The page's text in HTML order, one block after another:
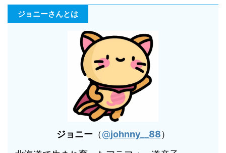
ジョニーさんとは
ジョニー（@johnny__88）